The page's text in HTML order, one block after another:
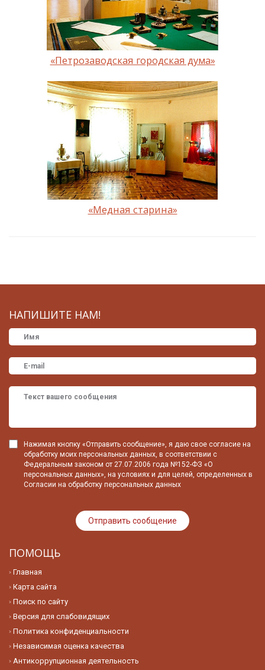
«Петрозаводская городская дума»
«Медная старина»
НАПИШИТЕ НАМ!
Нажимая кнопку «Отправить сообщение», я даю свое согласие на
обработку моих персональных данных, в соответствии с
Федеральным законом от 27.07.2006 года №152-ФЗ «О
персональных данных», на условиях и для целей, определенных в
Согласии на обработку персональных данных
ПОМОЩЬ
Главная
Карта сайта
Поиск по сайту
Версия для слабовидящих
Политика конфиденциальности
Независимая оценка качества
Антикоррупционная деятельность